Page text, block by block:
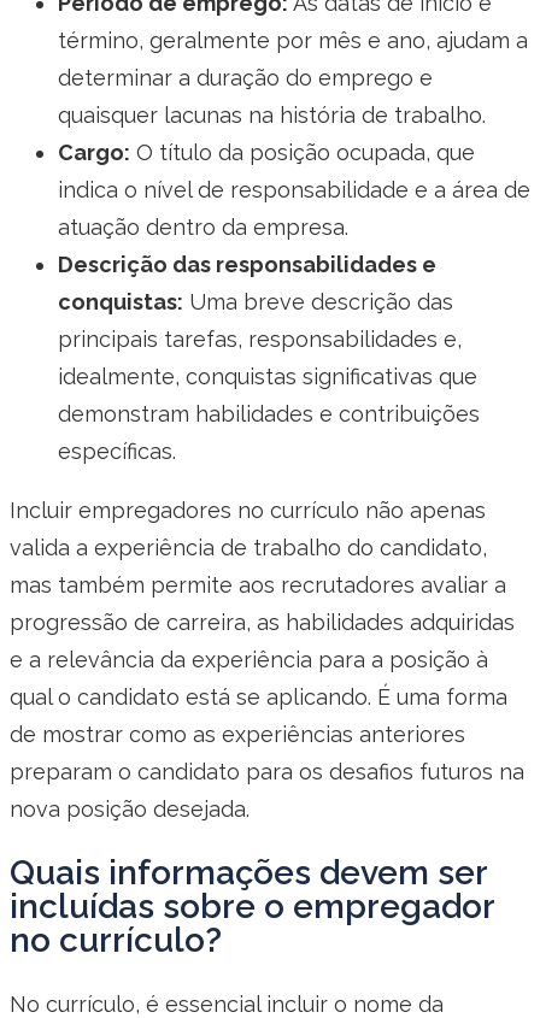
término, geralmente por mês e ano, ajudam a
determinar a duração do emprego e
quaisquer lacunas na história de trabalho.
Cargo: O título da posição ocupada, que
indica o nível de responsabilidade e a área de
atuação dentro da empresa.
Descrição das responsabilidades e
conquistas: Uma breve descrição das
principais tarefas, responsabilidades e,
idealmente, conquistas significativas que
demonstram habilidades e contribuições
específicas.
Incluir empregadores no currículo não apenas
valida a experiência de trabalho do candidato,
mas também permite aos recrutadores avaliar a
progressão de carreira, as habilidades adquiridas
e a relevância da experiência para a posição à
qual o candidato está se aplicando. É uma forma
de mostrar como as experiências anteriores
preparam o candidato para os desafios futuros na
nova posição desejada.
Quais informações devem ser
incluídas sobre o empregador
no currículo?
No currículo, é essencial incluir o nome da